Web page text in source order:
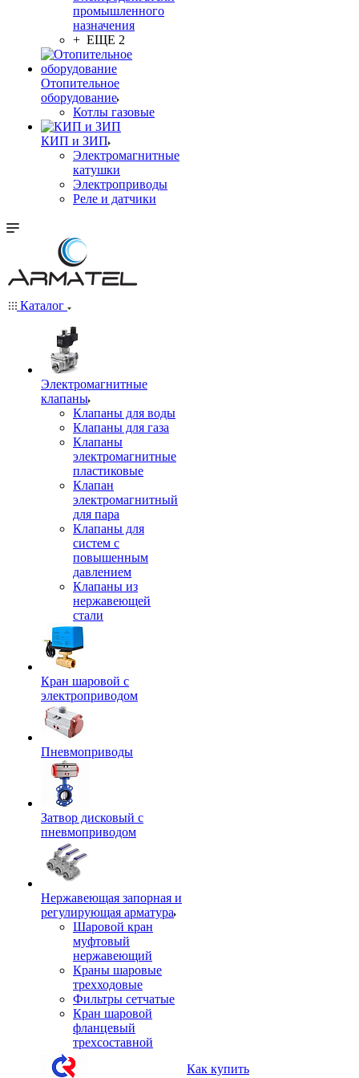
промышленного
назначения
+ ЕЩЕ 2
Отопительное
оборудование
Котлы газовые
КИП и ЗИП
Электромагнитные
катушки
Электроприводы
Реле и датчики
Каталог
Электромагнитные
клапаны
Клапаны для воды
Клапаны для газа
Клапаны
электромагнитные
пластиковые
Клапан
электромагнитный
для пара
Клапаны для
систем с
повышенным
давлением
Клапаны из
нержавеющей
стали
Кран шаровой с
электроприводом
Пневмоприводы
Затвор дисковый с
пневмоприводом
Нержавеющая запорная и
регулирующая арматура
Шаровой кран
муфтовый
нержавеющий
Краны шаровые
трехходовые
Фильтры сетчатые
Кран шаровой
фланцевый
трехсоставной
Как купить